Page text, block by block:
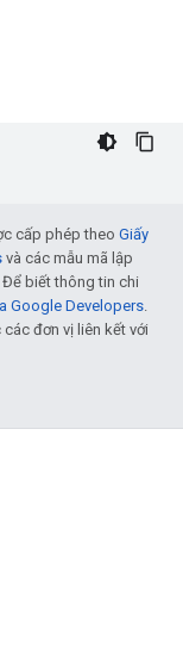
cấp phép theo Giấy
và các mẫu mã lập
Để biết thông tin chi
Google Developers.
đơn vị liên kết với